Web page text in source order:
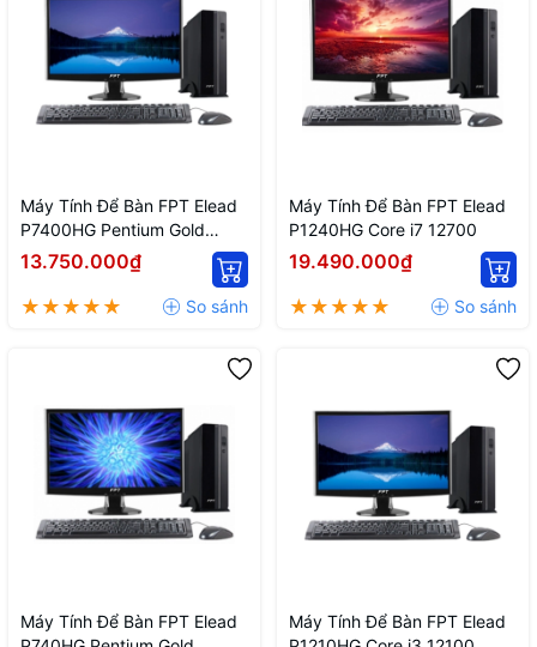
Máy Tính Để Bàn FPT Elead
P7400HG Pentium Gold
G7400
13.750.000₫
Máy Tính Để Bàn FPT Elead
P1240HG Core i7 12700
19.490.000₫
Máy Tính Để Bàn FPT Elead
Máy Tính Để Bàn FPT Elead